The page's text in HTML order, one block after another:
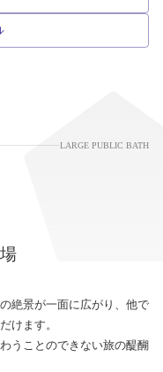
LARGE PUBLIC BATH
絶景が一面に広がり、他で
けます。
うことのできない旅の醍醐